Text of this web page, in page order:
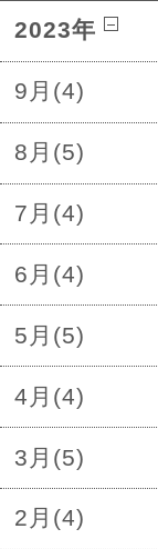
2023年
9月(4)
8月(5)
7月(4)
6月(4)
5月(5)
4月(4)
3月(5)
2月(4)